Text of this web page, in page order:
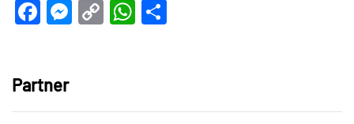
Facebook
Messenger
CopyWhatsApp
Partner